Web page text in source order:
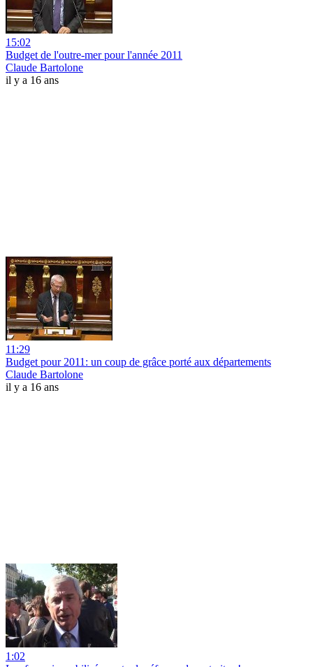
15:02
Budget de l'outre-mer pour l'année 2011
Claude Bartolone
il y a 16 ans
11:29
Budget pour 2011: un coup de grâce porté aux départements
Claude Bartolone
il y a 16 ans
1:02